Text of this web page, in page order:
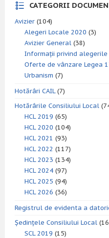
CATEGORII
Avizier (104)
Alegeri Locale 2020 (3)
Avizier General (38)
Informații privind
Oferte de vânzare Legea
Urbanism (7)
Hotărâri CAIL(7)
Hotărârile Consiliului Local
HCL 2019 (65)
HCL 2020 (104)
HCL 2021 (93)
HCL 2022 (117)
HCL 2023 (134)
HCL 2024 (97)
HCL 2025 (94)
HCL 2026 (36)
Registrul de evidenta a
Ședințele Consiliului Local
SCL 2019 (15)